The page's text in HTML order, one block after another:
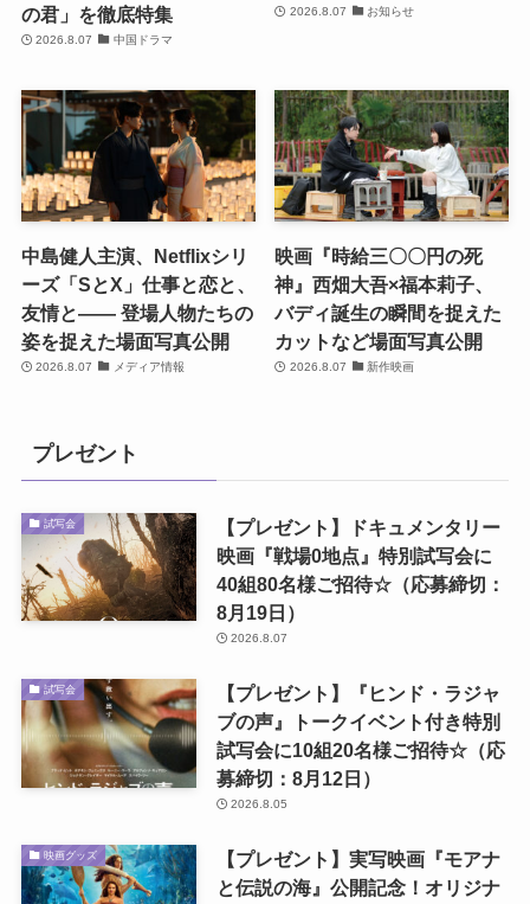
の君」を徹底特集
2026.8.07 中国ドラマ
2026.8.07 お知らせ
中島健人主演、Netflixシリ
ーズ「SとX」仕事と恋と、
友情と―― 登場人物たちの
姿を捉えた場面写真公開
2026.8.07 メディア情報
映画『時給三〇〇円の死
神』西畑大吾×福本莉子、
バディ誕生の瞬間を捉えた
カットなど場面写真公開
2026.8.07 新作映画
プレゼント
試写会
【プレゼント】ドキュメンタリー
映画『戦場0地点』特別試写会に
40組80名様ご招待☆（応募締切：
8月19日）
2026.8.07
試写会
【プレゼント】『ヒンド・ラジャ
ブの声』トークイベント付き特別
試写会に10組20名様ご招待☆（応
募締切：8月12日）
2026.8.05
映画グッズ
【プレゼント】実写映画『モアナ
と伝説の海』公開記念！オリジナ